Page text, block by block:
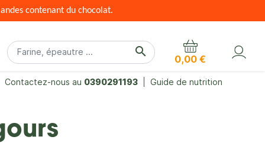
contenant du chocolat.
search
0,00 €
Contactez-nous au 0390291193 Guide de nutrition